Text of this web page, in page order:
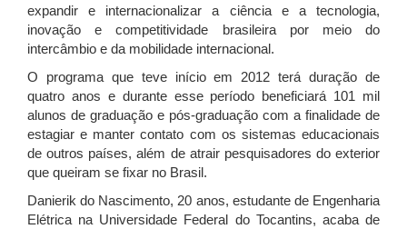
expandir e internacionalizar a ciência e a tecnologia,
inovação e competitividade brasileira por meio do
intercâmbio e da mobilidade internacional.
O programa que teve início em 2012 terá duração de
quatro anos e durante esse período beneficiará 101 mil
alunos de graduação e pós-graduação com a finalidade de
estagiar e manter contato com os sistemas educacionais
de outros países, além de atrair pesquisadores do exterior
que queiram se fixar no Brasil.
Danierik do Nascimento, 20 anos, estudante de Engenharia
Elétrica na Universidade Federal do Tocantins, acaba de